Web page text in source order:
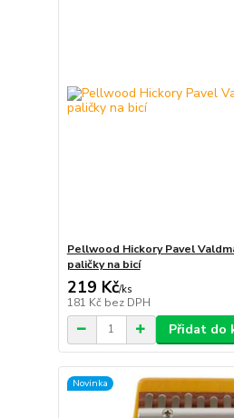
Pellwood Hickory Pavel
paličky na bicí
219 Kč/ks
181 Kč bez DPH
Přidat do
Novinka